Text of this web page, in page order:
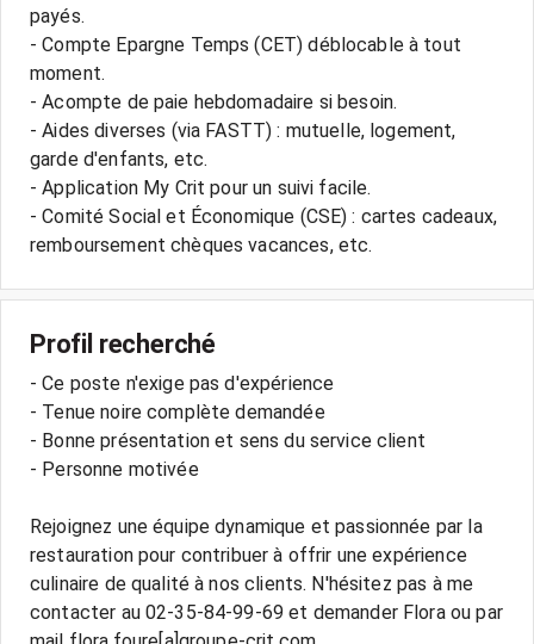
payés.
- Compte Epargne Temps (CET) déblocable à tout
moment.
- Acompte de paie hebdomadaire si besoin.
- Aides diverses (via FASTT) : mutuelle, logement,
garde d'enfants, etc.
- Application My Crit pour un suivi facile.
- Comité Social et Économique (CSE) : cartes cadeaux,
Profil recherché
- Ce poste n'exige pas d'expérience
- Tenue noire complète demandée
- Bonne présentation et sens du service client
- Personne motivée
Rejoignez une équipe dynamique et passionnée par la
restauration pour contribuer à offrir une expérience
culinaire de qualité à nos clients. N'hésitez pas à me
contacter au 02-35-84-99-69 et demander Flora ou par